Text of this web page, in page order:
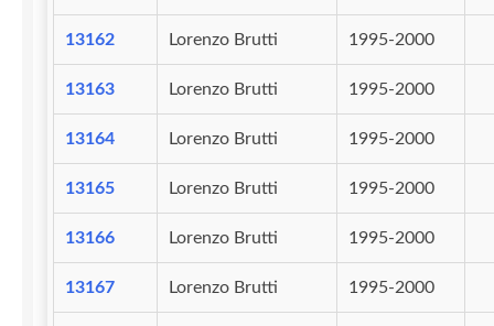
13162 Lorenzo Brutti 1995-2000
13163 Lorenzo Brutti 1995-2000
13164 Lorenzo Brutti 1995-2000
13165 Lorenzo Brutti 1995-2000
13166 Lorenzo Brutti 1995-2000
13167 Lorenzo Brutti 1995-2000